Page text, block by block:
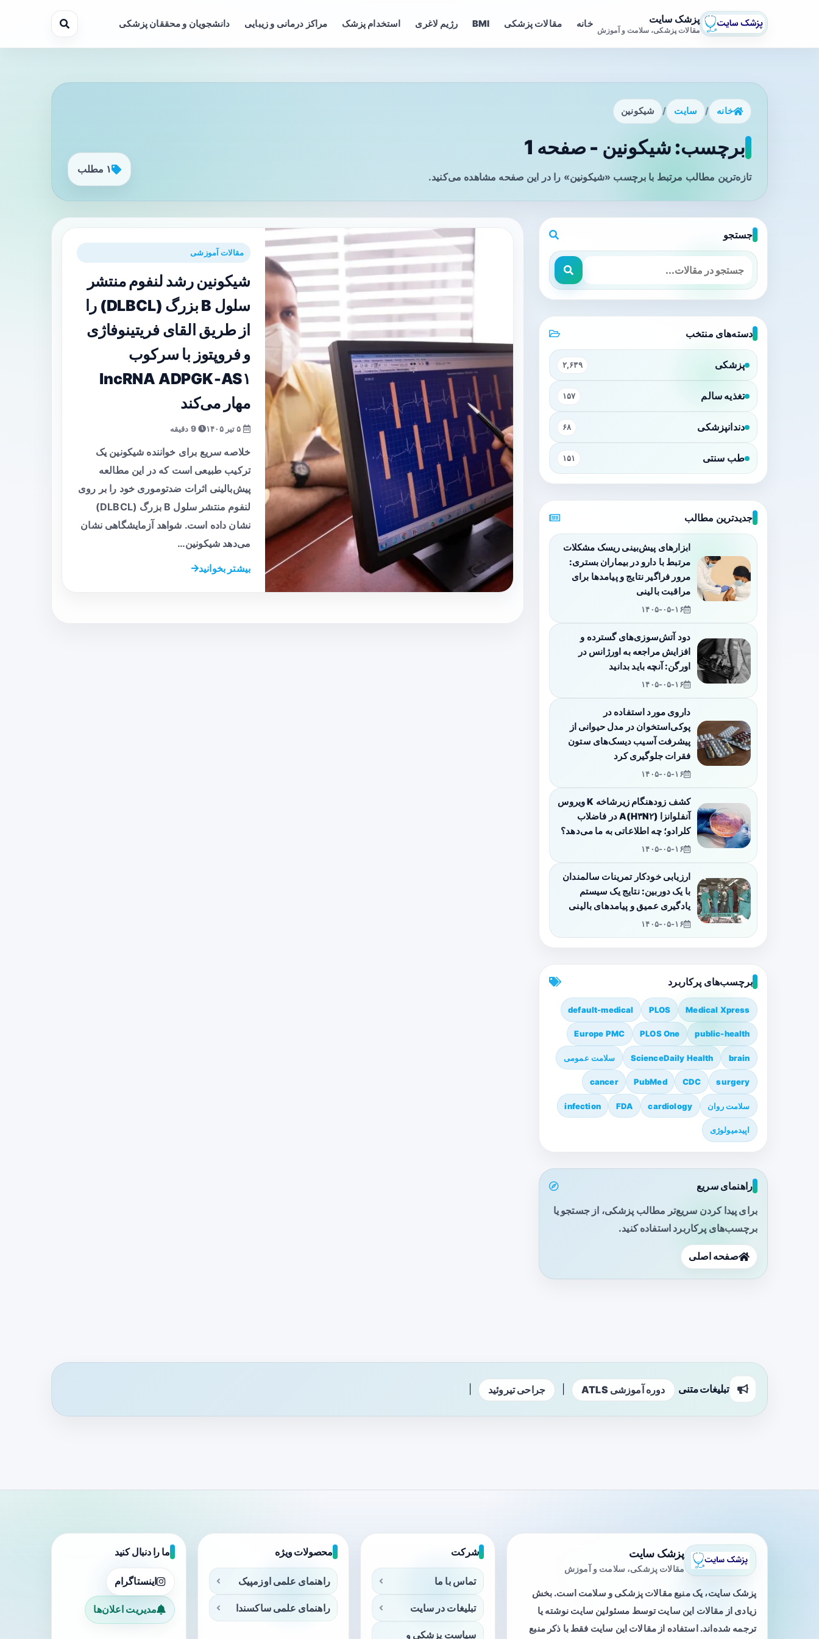
پزشک سایت
مقالات پزشکی، سلامت و آموزش
خانه مقالات پزشکی BMI رژیم لاغری استخدام پزشک مراکز درمانی و زیبایی دانشجویان و محققان پزشکی
خانه / سایت / شیکونین
برچسب: شیکونین - صفحه 1
تازه‌ترین مطالب مرتبط با برچسب «شیکونین» را در این صفحه مشاهده می‌کنید.
۱ مطلب
مقالات آموزشی
شیکونین رشد لنفوم منتشر
سلول B بزرگ (DLBCL) را
از طریق القای فریتینوفاژی
و فروپتوز با سرکوب
lncRNA ADPGK‑AS۱
مهار می‌کند
9 دقیقه
خلاصه سریع برای خواننده شیکونین یک
ترکیب طبیعی است که در این مطالعه
پیش‌بالینی اثرات ضدتوموری خود را بر روی
لنفوم منتشر سلول B بزرگ (DLBCL)
نشان داده است. شواهد آزمایشگاهی نشان
می‌دهد شیکونین…
بیشتر بخوانید
جستجو
دسته‌های منتخب
پزشکی ۲,۶۳۹
تغذیه سالم ۱۵۷
دندانپزشکی ۶۸
طب سنتی ۱۵۱
جدیدترین مطالب
ابزارهای پیش‌بینی ریسک مشکلات
مرتبط با دارو در بیماران بستری:
مرور فراگیر نتایج و پیامدها برای
مراقبت بالینی
۱۴۰۵-۰۵-۱۶
دود آتش‌سوزی‌های گسترده و
افزایش مراجعه به اورژانس در
اورگن: آنچه باید بدانید
۱۴۰۵-۰۵-۱۶
داروی مورد استفاده در
پوکی‌استخوان در مدل حیوانی از
پیشرفت آسیب دیسک‌های ستون
فقرات جلوگیری کرد
۱۴۰۵-۰۵-۱۶
کشف زودهنگام زیرشاخه K ویروس
آنفلوانزا A(H۳N۲) در فاضلاب
کلرادو؛ چه اطلاعاتی به ما می‌دهد؟
۱۴۰۵-۰۵-۱۶
ارزیابی خودکار تمرینات سالمندان
با یک دوربین: نتایج یک سیستم
یادگیری عمیق و پیامدهای بالینی
۱۴۰۵-۰۵-۱۶
برچسب‌های پرکاربرد
Medical Xpress
PLOS
default-medical
public-health
PLOS One
Europe PMC
brain
ScienceDaily Health سلامت عمومی
surgery
CDC
PubMed
cancer
سلامت روان cardiology
FDA
infection
اپیدمیولوژی
راهنمای سریع
برای پیدا کردن سریع‌تر مطالب پزشکی، از جستجو یا
برچسب‌های پرکاربرد استفاده کنید.
صفحه اصلی
تبلیغات متنی دوره آموزشی ATLS جراحی تیروئید
پزشک سایت
مقالات پزشکی، سلامت و آموزش
پزشک سایت، یک منبع مقالات پزشکی و سلامت است. بخش
زیادی از مقالات این سایت توسط مسئولین سایت نوشته یا
ترجمه شده‌اند. استفاده از مقالات این سایت فقط با ذکر منبع
شرکت
تماس با ما
تبلیغات در سایت
سیاست پزشکی و
محصولات ویژه
راهنمای علمی اوزمپیک
راهنمای علمی ساکسندا
ما را دنبال کنید
اینستاگرام
مدیریت اعلان‌ها